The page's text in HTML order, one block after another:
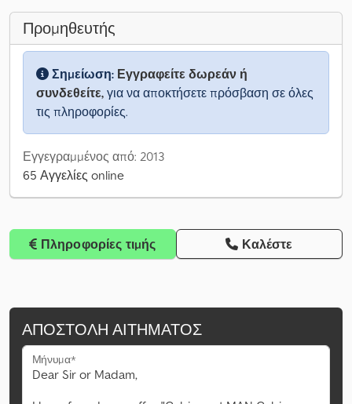
Προμηθευτής
Σημείωση: Εγγραφείτε δωρεάν ή
συνδεθείτε, για να αποκτήσετε πρόσβαση σε όλες
τις πληροφορίες.
Εγγεγραμμένος από: 2013
65 Αγγελίες online
Πληροφορίες τιμής Καλέστε
ΑΠΟΣΤΟΛΉ ΑΙΤΉΜΑΤΟΣ
Μήνυμα*